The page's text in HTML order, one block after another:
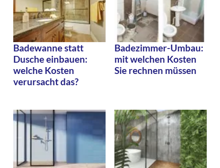
Badewanne statt
Dusche einbauen:
welche Kosten
verursacht das?
Badezimmer-Umbau:
mit welchen Kosten
Sie rechnen müssen